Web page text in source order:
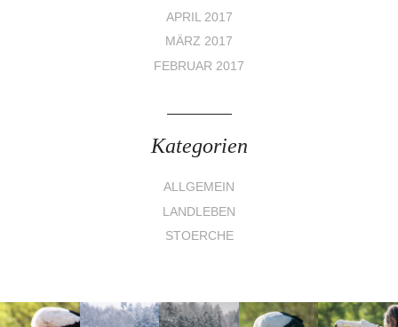
APRIL 2017
MÄRZ 2017
FEBRUAR 2017
Kategorien
ALLGEMEIN
LANDLEBEN
STOERCHE